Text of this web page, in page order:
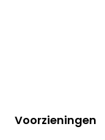
Voorzieningen